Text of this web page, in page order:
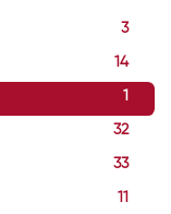
3
14
1
32
33
11